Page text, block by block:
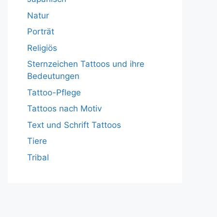
Natur
Porträt
Religiös
Sternzeichen Tattoos und ihre
Bedeutungen
Tattoo-Pflege
Tattoos nach Motiv
Text und Schrift Tattoos
Tiere
Tribal